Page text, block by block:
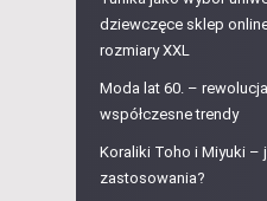
dziewczęce sklep
rozmiary XXL
Moda lat 60. –
współczesne trendy
Koraliki Toho i Miyuki –
zastosowania?